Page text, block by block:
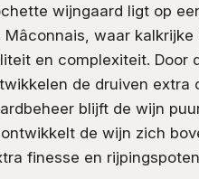
wijngaard ligt op
waar
en complexiteit. Door
de druiven extra
blijft de wijn
de wijn zich
finesse en